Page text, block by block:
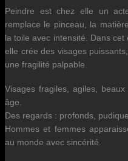
Peindre est chez elle un
remplace le pinceau, la
la toile avec intensité. Dans
elle crée des visages
une fragilité palpable.
Visages fragiles, agiles,
âge.
Des regards : profonds,
Hommes et femmes
au monde avec sincérité.